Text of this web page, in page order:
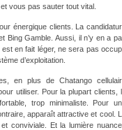
vous pas sauter tout vital.
énergique clients. La
Bing Gamble. Aussi, il n’y en a
en fait léger, ne sera pas
d’exploitation.
en plus de Chatango
utiliser. Pour la plupart clients,
trop minimaliste. Pour
apparaît attractive et cool.
conviviale. Et la lumière